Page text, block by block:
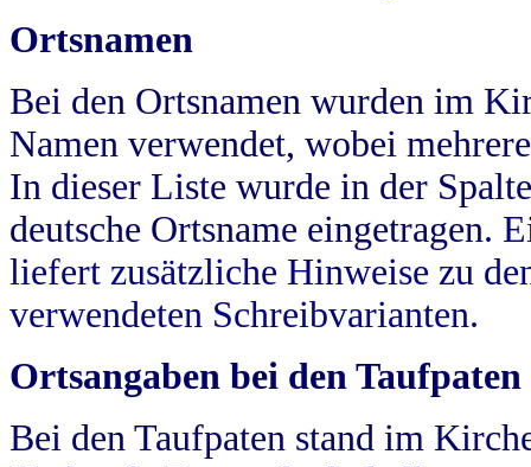
Ortsnamen
Bei den Ortsnamen wurden im
Namen verwendet, wobei
In dieser Liste wurde in der
deutsche Ortsname eingetragen.
liefert zusätzliche Hinweise zu
verwendeten Schreibvarianten.
Ortsangaben bei den Taufpaten
Bei den Taufpaten stand im